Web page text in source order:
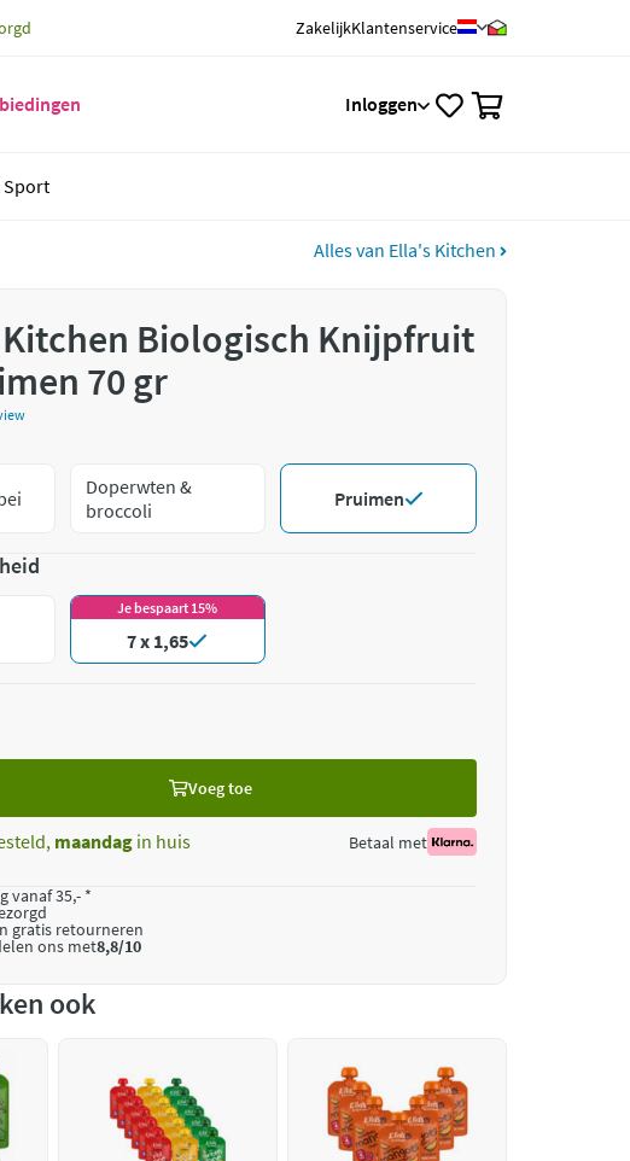
ZakelijkKlantenservice
Inloggen
Sport
Alles van Ella's Kitchen
Biologisch Knijpfruit
70 gr
Doperwten &
broccoli
Pruimen
Je bespaart 15%
7 x 1,65
Voeg toe
maandag in huis Betaal met
vanaf 35,- *
gratis retourneren
ons met8,8/10
ook